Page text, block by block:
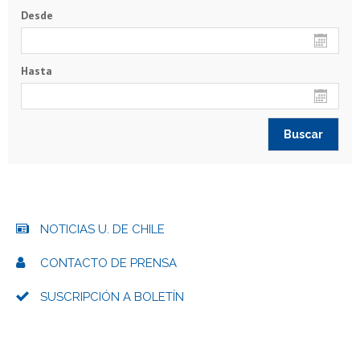
Desde
Hasta
NOTICIAS U. DE CHILE
CONTACTO DE PRENSA
SUSCRIPCIÓN A BOLETÍN